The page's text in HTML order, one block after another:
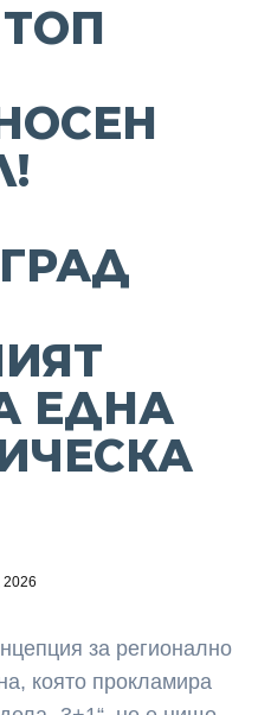
ЕДНА
2026
за регионално
която прокламира